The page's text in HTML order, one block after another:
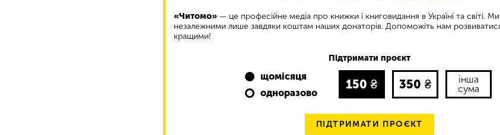
«Читомо» — це професійне медіа про книжки і книговидання в Україні та світі.
незалежними лише завдяки коштам наших донаторів. Допоможіть нам
кращими!
Підтримати проєкт
щомісяця
одноразово
150 ₴ 350 ₴
інша
сума
ПІДТРИМАТИ ПРОЄКТ